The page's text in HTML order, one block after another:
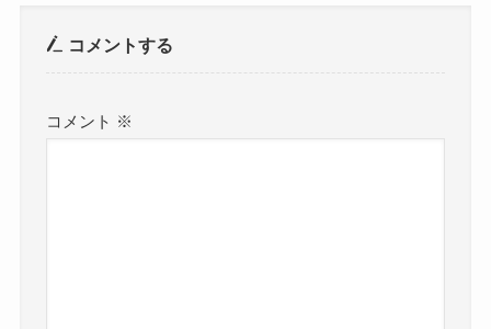
コメントする
コメント ※